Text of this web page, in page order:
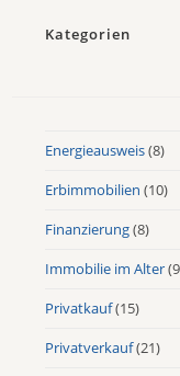
Kategorien
Energieausweis(8)
Erbimmobilien (10)
Finanzierung(8)
Immobilie im Alter
Privatkauf(15)
Privatverkauf(21)